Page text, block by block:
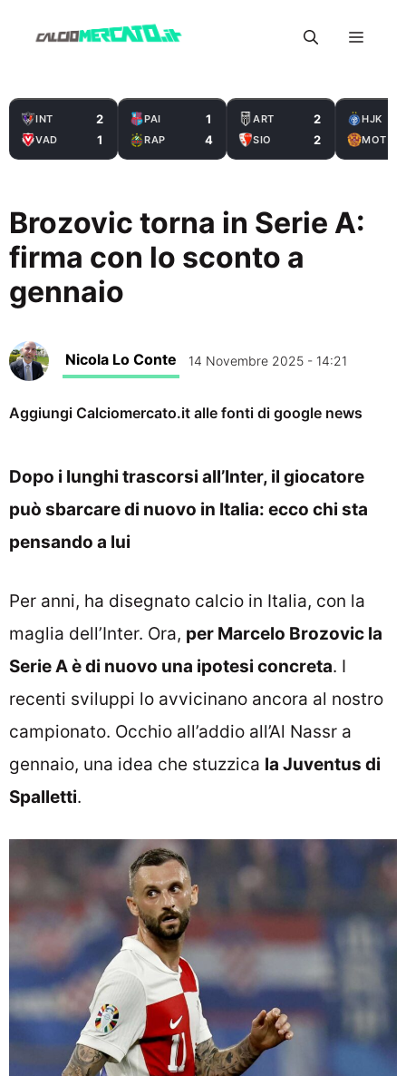
Menu
INT 2
VAD 1
PAI 1
RAP 4
ART 2
SIO 2
HJK
MOT
Brozovic torna in Serie A:
firma con lo sconto a
gennaio
Nicola Lo Conte 14 Novembre 2025 - 14:21
Aggiungi Calciomercato.it alle fonti di google news
Dopo i lunghi trascorsi all’Inter, il giocatore
può sbarcare di nuovo in Italia: ecco chi sta
pensando a lui
Per anni, ha disegnato calcio in Italia, con la
maglia dell’Inter. Ora, per Marcelo Brozovic la
Serie A è di nuovo una ipotesi concreta. I
recenti sviluppi lo avvicinano ancora al nostro
campionato. Occhio all’addio all’Al Nassr a
gennaio, una idea che stuzzica la Juventus di
Spalletti.